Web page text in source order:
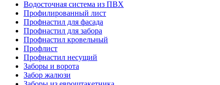
Водосточная система из ПВХ
Профилированный лист
Профнастил для фасада
Профнастил для забора
Профнастил кровельный
Профлист
Профнастил несущий
Заборы и ворота
Забор жалюзи